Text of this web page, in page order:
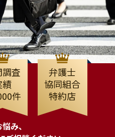
査
績
件
弁護士
協同組合
特約店
み、